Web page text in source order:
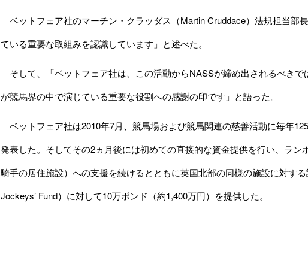
ベットフェア社のマーチン・クラッダス（Martin Cruddace）法規担当部
ている重要な取組みを認識しています」と述べた。
そして、「ベットフェア社は、この活動からNASSが締め出されるべき
が競馬界の中で演じている重要な役割への感謝の印です」と語った。
ベットフェア社は2010年7月、競馬場および競馬関連の慈善活動に毎年
発表した。そしてその2ヵ月後には初めての直接的な資金提供を行い、ラ
騎手の居住施設）への支援を続けるとともに英国北部の同様の施設に対す
Jockeys’ Fund）に対して10万ポンド（約1,400万円）を提供した。